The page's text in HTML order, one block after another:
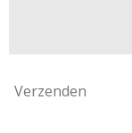
Verzenden